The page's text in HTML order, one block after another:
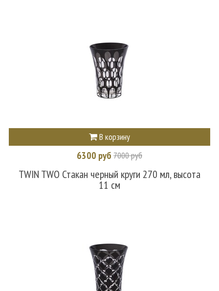
В корзину
6300 руб 7000 руб
TWIN TWO Стакан черный круги 270 мл, высота
11 см